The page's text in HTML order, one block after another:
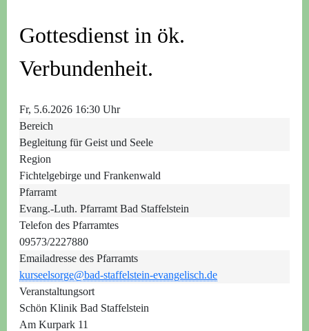
Gottesdienst in ök.
Verbundenheit.
Fr, 5.6.2026 16:30 Uhr
Bereich
Begleitung für Geist und Seele
Region
Fichtelgebirge und Frankenwald
Pfarramt
Evang.-Luth. Pfarramt Bad Staffelstein
Telefon des Pfarramtes
09573/2227880
Emailadresse des Pfarramts
kurseelsorge@bad-staffelstein-evangelisch.de
Veranstaltungsort
Schön Klinik Bad Staffelstein
Am Kurpark 11